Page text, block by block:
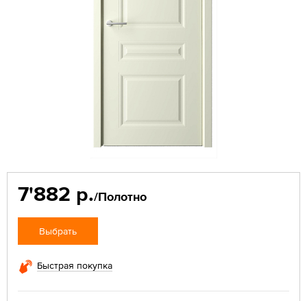
7'882 р./Полотно
Выбрать
Быстрая покупка